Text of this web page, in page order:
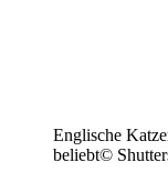
Englische
beliebt©